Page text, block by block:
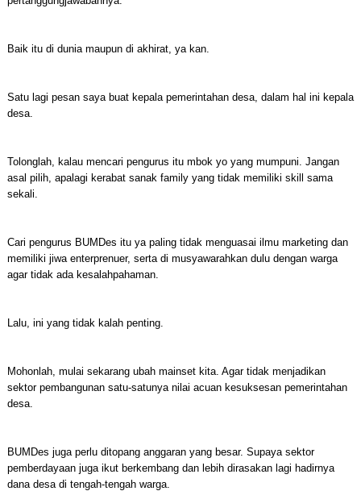
Baik itu di dunia maupun di akhirat, ya kan.
Satu lagi pesan saya buat kepala pemerintahan desa, dalam hal ini kepala
desa.
Tolonglah, kalau mencari pengurus itu mbok yo yang mumpuni. Jangan
asal pilih, apalagi kerabat sanak family yang tidak memiliki skill sama
sekali.
Cari pengurus BUMDes itu ya paling tidak menguasai ilmu marketing dan
memiliki jiwa enterprenuer, serta di musyawarahkan dulu dengan warga
agar tidak ada kesalahpahaman.
Lalu, ini yang tidak kalah penting.
Mohonlah, mulai sekarang ubah mainset kita. Agar tidak menjadikan
sektor pembangunan satu-satunya nilai acuan kesuksesan pemerintahan
desa.
BUMDes juga perlu ditopang anggaran yang besar. Supaya sektor
pemberdayaan juga ikut berkembang dan lebih dirasakan lagi hadirnya
dana desa di tengah-tengah warga.